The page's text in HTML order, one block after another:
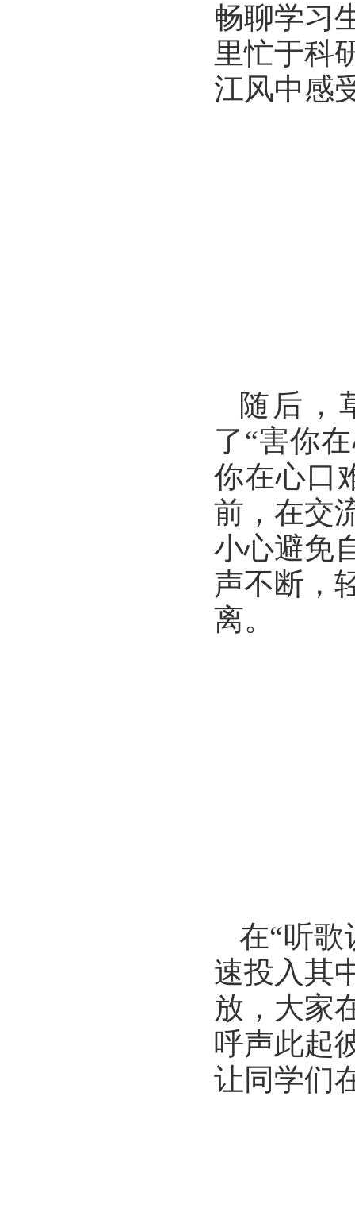
畅聊学习
里忙于科
江风中感
随后，
了“害你
你在心口
前，在交
小心避免
声不断，
离。
在“听
速投入其
放，大家
呼声此起
让同学们